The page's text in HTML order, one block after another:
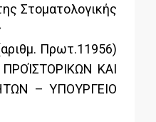
Στοματολογικής
Πρωτ.11956)
ΚΑΙ
– ΥΠΟΥΡΓΕΙΟ